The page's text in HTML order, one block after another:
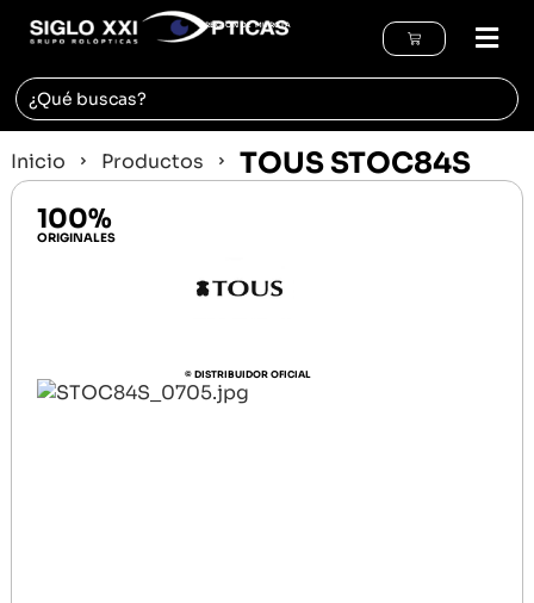
REGIÓN DE MURCIA
Inicio Productos TOUS STOC84S
100%
ORIGINALES
© DISTRIBUIDOR OFICIAL